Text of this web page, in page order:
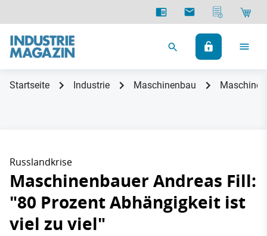
Startseite Industrie Maschinenbau
Russlandkrise
Maschinenbauer Andreas Fill:
"80 Prozent Abhängigkeit ist
viel zu viel"